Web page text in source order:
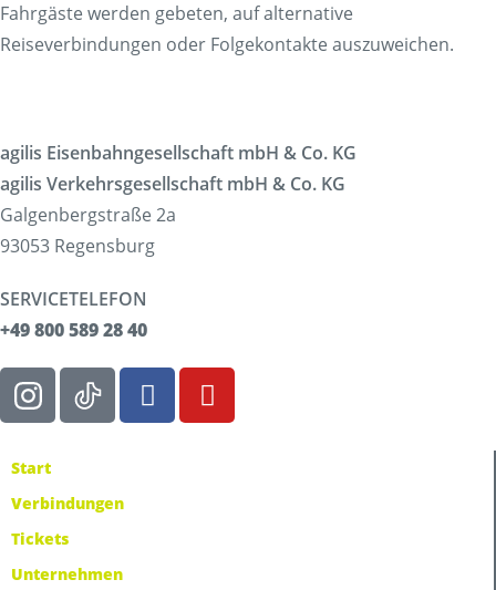
Fahrgäste werden gebeten, auf alternative
Reiseverbindungen oder Folgekontakte auszuweichen.
agilis Eisenbahngesellschaft mbH & Co. KG
agilis Verkehrsgesellschaft mbH & Co. KG
Galgenbergstraße 2a
93053 Regensburg
SERVICETELEFON
+49 800 589 28 40
Start
Verbindungen
Tickets
Unternehmen